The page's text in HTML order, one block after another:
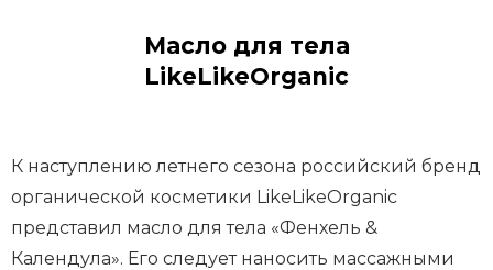
Масло для тела
LikeLikeOrganic
К наступлению летнего сезона российский бренд
органической косметики LikeLikeOrganic
представил масло для тела «Фенхель &
Календула». Его следует наносить массажными